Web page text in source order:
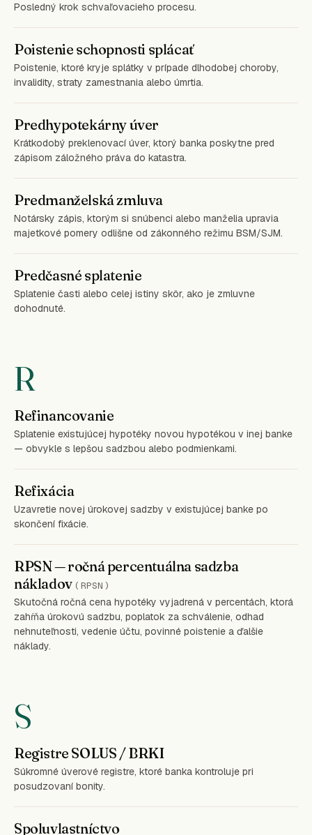
Posledný krok schvaľovacieho procesu.
Poistenie schopnosti splácať
Poistenie, ktoré kryje splátky v prípade dlhodobej choroby,
invalidity, straty zamestnania alebo úmrtia.
Predhypotekárny úver
Krátkodobý preklenovací úver, ktorý banka poskytne pred
zápisom záložného práva do katastra.
Predmanželská zmluva
Notársky zápis, ktorým si snúbenci alebo manželia upravia
majetkové pomery odlišne od zákonného režimu BSM/SJM.
Predčasné splatenie
Splatenie časti alebo celej istiny skôr, ako je zmluvne
dohodnuté.
R
Refinancovanie
Splatenie existujúcej hypotéky novou hypotékou v inej banke
— obvykle s lepšou sadzbou alebo podmienkami.
Refixácia
Uzavretie novej úrokovej sadzby v existujúcej banke po
skončení fixácie.
RPSN — ročná percentuálna sadzba
nákladov (RPSN)
Skutočná ročná cena hypotéky vyjadrená v percentách, ktorá
zahŕňa úrokovú sadzbu, poplatok za schválenie, odhad
nehnuteľnosti, vedenie účtu, povinné poistenie a ďalšie
náklady.
S
Registre SOLUS / BRKI
Súkromné úverové registre, ktoré banka kontroluje pri
posudzovaní bonity.
Spoluvlastníctvo